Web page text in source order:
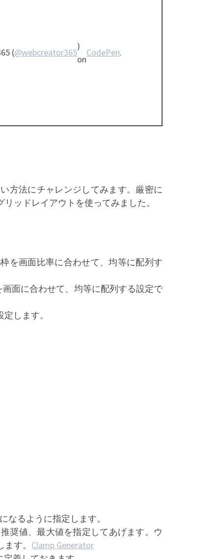
(@webcreator365
)
on
CodePen.
方法にチャレンジしてみます。厳密に
ッドレイアウトを使ってみました。
を画面比率に合わせて、均等に配列す
面に合わせて、均等に配列する設定で
します。
なるように指定します。
奨値、最大値を指定してあげます。ウ
す。 Clamp Generator